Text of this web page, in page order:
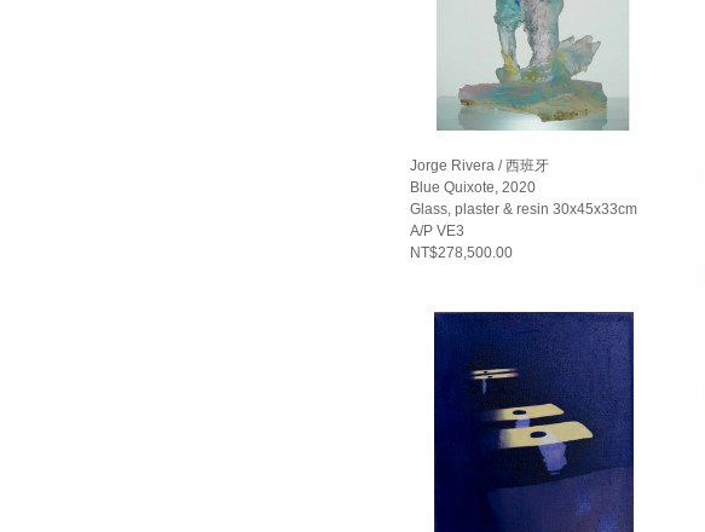
Jorge Rivera / 西班牙
Blue Quixote, 2020
Glass, plaster & resin 30x45x33cm
A/P VE3
NT$278,500.00